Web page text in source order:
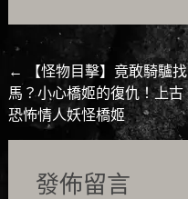
Post
navigation
←
【怪物目擊】竟敢騎驢找
馬？小心橋姬的復仇！上古
恐怖情人妖怪橋姬
發佈留言